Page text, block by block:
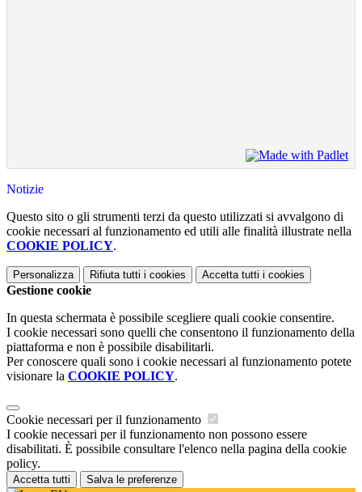
Notizie
Questo sito o gli strumenti terzi da questo utilizzati si avvalgono di
cookie necessari al funzionamento ed utili alle finalità illustrate nella
COOKIE POLICY.
Personalizza Rifiuta tutti i cookies Accetta tutti i cookies
Gestione cookie
In questa schermata è possibile scegliere quali cookie consentire.
I cookie necessari sono quelli che consentono il funzionamento della
piattaforma e non è possibile disabilitarli.
Per conoscere quali sono i cookie necessari al funzionamento potete
visionare la COOKIE POLICY.
Cookie necessari per il funzionamento
I cookie necessari per il funzionamento non possono essere
disabilitati. È possibile consultare l'elenco nella pagina della cookie
policy.
Accetta tutti Salva le preferenze